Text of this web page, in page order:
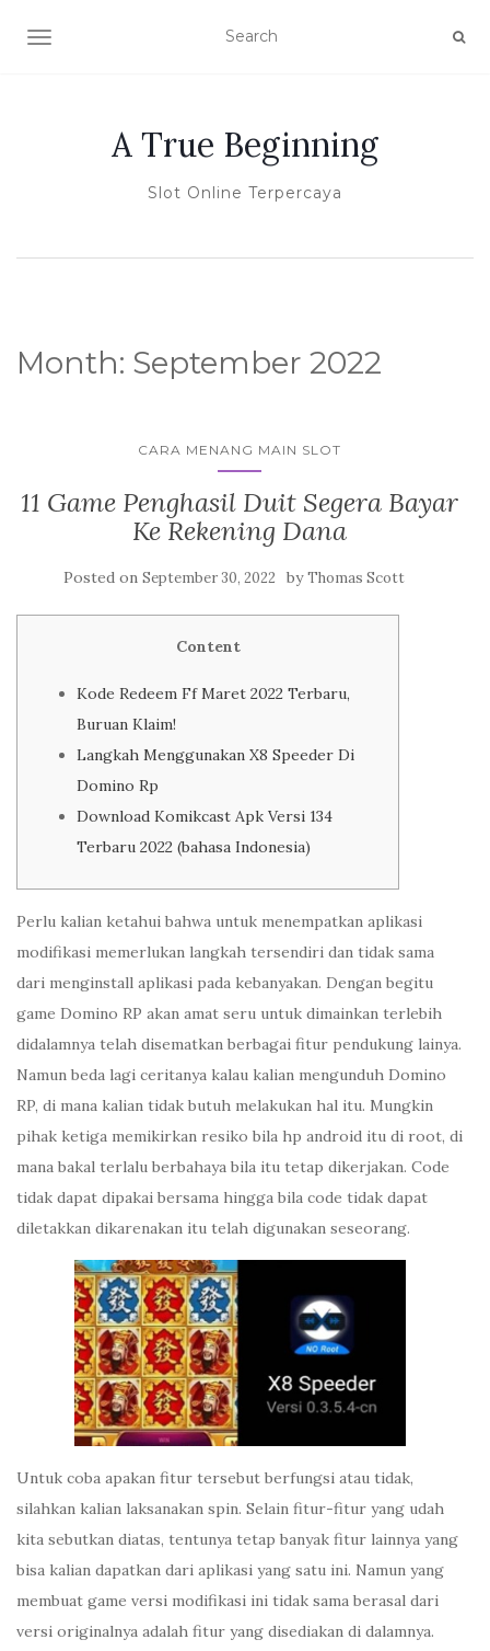
TOGGLE NAVIGATION
A True Beginning
Slot Online Terpercaya
Month: September 2022
CARA MENANG MAIN SLOT
11 Game Penghasil Duit Segera Bayar
Ke Rekening Dana
Posted on September 30, 2022 byThomas Scott
Content
Kode Redeem Ff Maret 2022 Terbaru,
Buruan Klaim!
Langkah Menggunakan X8 Speeder Di
Domino Rp
Download Komikcast Apk Versi 134
Terbaru 2022 (bahasa Indonesia)
Perlu kalian ketahui bahwa untuk menempatkan aplikasi
modifikasi memerlukan langkah tersendiri dan tidak sama
dari menginstall aplikasi pada kebanyakan. Dengan begitu
game Domino RP akan amat seru untuk dimainkan terlebih
didalamnya telah disematkan berbagai fitur pendukung lainya.
Namun beda lagi ceritanya kalau kalian mengunduh Domino
RP, di mana kalian tidak butuh melakukan hal itu. Mungkin
pihak ketiga memikirkan resiko bila hp android itu di root, di
mana bakal terlalu berbahaya bila itu tetap dikerjakan. Code
tidak dapat dipakai bersama hingga bila code tidak dapat
diletakkan dikarenakan itu telah digunakan seseorang.
Untuk coba apakan fitur tersebut berfungsi atau tidak,
silahkan kalian laksanakan spin. Selain fitur-fitur yang udah
kita sebutkan diatas, tentunya tetap banyak fitur lainnya yang
bisa kalian dapatkan dari aplikasi yang satu ini. Namun yang
membuat game versi modifikasi ini tidak sama berasal dari
versi originalnya adalah fitur yang disediakan di dalamnya.